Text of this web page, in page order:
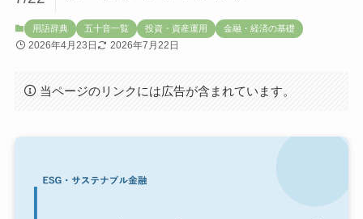
用語辞典 五十音一覧 投資・資産運用 金融・経済の基礎
2026年4月23日 2026年7月22日
当ページのリンクには広告が含まれています。